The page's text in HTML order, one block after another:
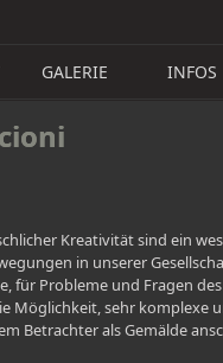
GALERIE INFOS
Kreativität sind ein
in unserer
für Probleme und Fragen
Möglichkeit, sehr
Betrachter als Gemälde